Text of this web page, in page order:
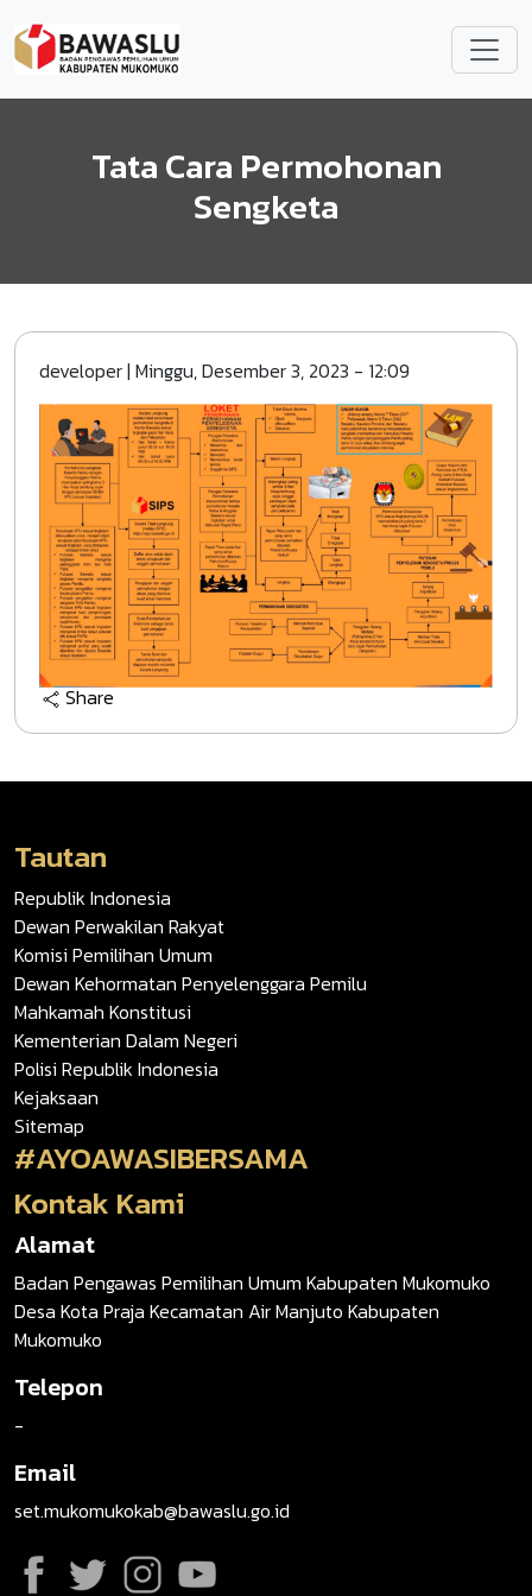
Tata Cara Permohonan
Sengketa
developer| Minggu, Desember 3, 2023 - 12:09
Share
Tautan
Republik Indonesia
Dewan Perwakilan Rakyat
Komisi Pemilihan Umum
Dewan Kehormatan Penyelenggara Pemilu
Mahkamah Konstitusi
Kementerian Dalam Negeri
Polisi Republik Indonesia
Kejaksaan
Sitemap
#AYOAWASIBERSAMA
Kontak Kami
Alamat
Badan Pengawas Pemilihan Umum Kabupaten Mukomuko
Desa Kota Praja Kecamatan Air Manjuto Kabupaten
Mukomuko
Telepon
-
Email
set.mukomukokab@bawaslu.go.id